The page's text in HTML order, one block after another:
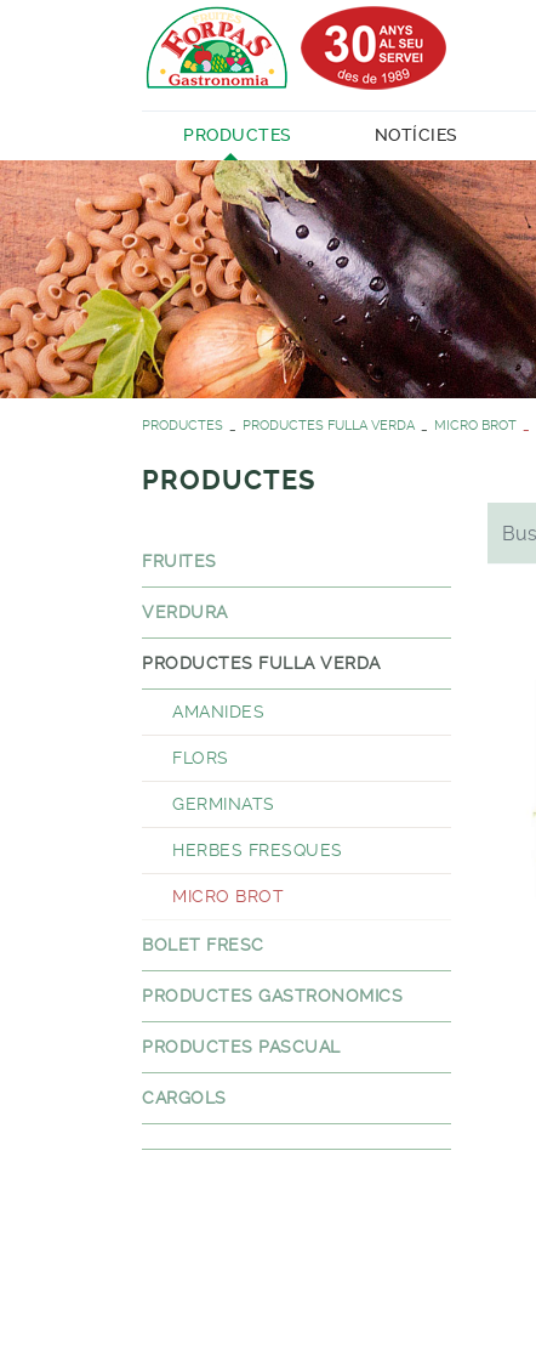
PRODUCTES NOTÍCIES
PRODUCTES PRODUCTES FULLA VERDA MICRO BROT
PRODUCTES
FRUITES
VERDURA
PRODUCTES FULLA VERDA
AMANIDES
FLORS
GERMINATS
HERBES FRESQUES
MICRO BROT
BOLET FRESC
PRODUCTES GASTRONOMICS
PRODUCTES PASCUAL
CARGOLS